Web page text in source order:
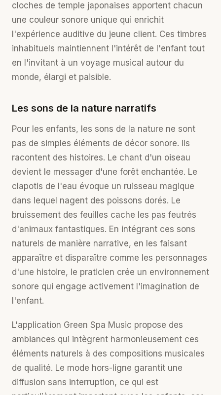
cloches de temple japonaises apportent chacun
une couleur sonore unique qui enrichit
l'expérience auditive du jeune client. Ces timbres
inhabituels maintiennent l'intérêt de l'enfant tout
en l'invitant à un voyage musical autour du
monde, élargi et paisible.
Les sons de la nature narratifs
Pour les enfants, les sons de la nature ne sont
pas de simples éléments de décor sonore. Ils
racontent des histoires. Le chant d'un oiseau
devient le messager d'une forêt enchantée. Le
clapotis de l'eau évoque un ruisseau magique
dans lequel nagent des poissons dorés. Le
bruissement des feuilles cache les pas feutrés
d'animaux fantastiques. En intégrant ces sons
naturels de manière narrative, en les faisant
apparaître et disparaître comme les personnages
d'une histoire, le praticien crée un environnement
sonore qui engage activement l'imagination de
l'enfant.
L'application Green Spa Music propose des
ambiances qui intègrent harmonieusement ces
éléments naturels à des compositions musicales
de qualité. Le mode hors-ligne garantit une
diffusion sans interruption, ce qui est